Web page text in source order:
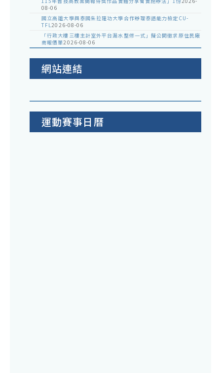
08-06
國立高雄大學與泰國朱拉隆功大學合作辦理泰語能力檢定CU-
TFL2026-08-06
「行政大樓三樓主計室外平台漏水整修一式」擬公開徵求原住民廠
商報價單2026-08-06
網站連結
運動賽事日曆